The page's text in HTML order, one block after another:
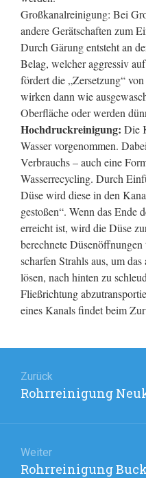
Großkanalreinigung: Bei
andere Gerätschaften zum
Durch Gärung entsteht an
Belag, welcher aggressiv
fördert die „Zersetzung“
wirken dann wie
Oberfläche oder werden
Hochdruckreinigung: Die
Wasser vorgenommen.
Verbrauchs – auch eine
Wasserrecycling. Durch
Düse wird diese in den
gestoßen“. Wenn das Ende
erreicht ist, wird die Düse
berechnete
scharfen Strahls aus, um
lösen, nach hinten zu
Fließrichtung
eines Kanals findet beim
Zurück
Vorheriger
Rohrreinigung
Weiter
Nächster
Rohrreinigung